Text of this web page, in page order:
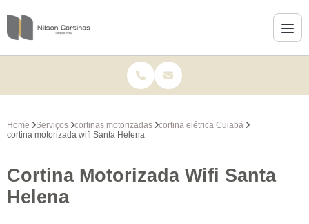
Home Serviços cortinas motorizadas
cortina elétrica Cuiabá
cortina motorizada wifi Santa Helena
Cortina Motorizada Wifi Santa
Helena